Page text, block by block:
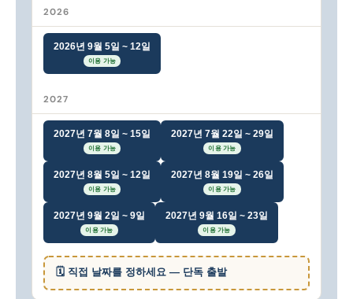
2026
2026년 9월 5일 ~ 12일
이용 가능
2027
2027년 7월 8일 ~ 15일
이용 가능
2027년 7월 22일 ~ 29일
이용 가능
2027년 8월 5일 ~ 12일
이용 가능
2027년 8월 19일 ~ 26일
이용 가능
2027년 9월 2일 ~ 9일
이용 가능
2027년 9월 16일 ~ 23일
이용 가능
🗓 직접 날짜를 정하세요 — 단독 출발